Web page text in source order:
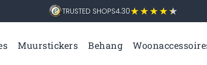
TRUSTED SHOPS4.30
Muurstickers Behang